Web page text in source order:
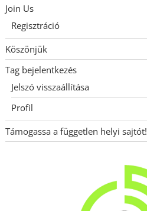
Join Us
Regisztráció
Köszönjük
Tag bejelentkezés
Jelszó visszaállítása
Profil
Támogassa a független helyi sajtót!